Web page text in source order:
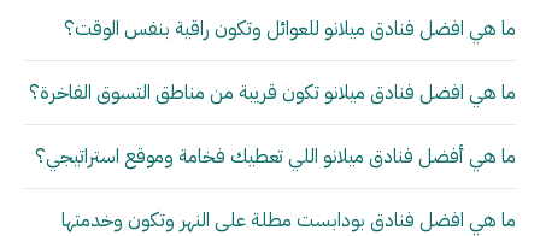
ما هي افضل فنادق ميلانو للعوائل وتكون راقية بنفس الوقت؟
ما هي افضل فنادق ميلانو تكون قريبة من مناطق التسوق الفاخرة؟
ما هي أفضل فنادق ميلانو اللي تعطيك فخامة وموقع استراتيجي؟
ما هي افضل فنادق بودابست مطلة على النهر وتكون وخدمتها